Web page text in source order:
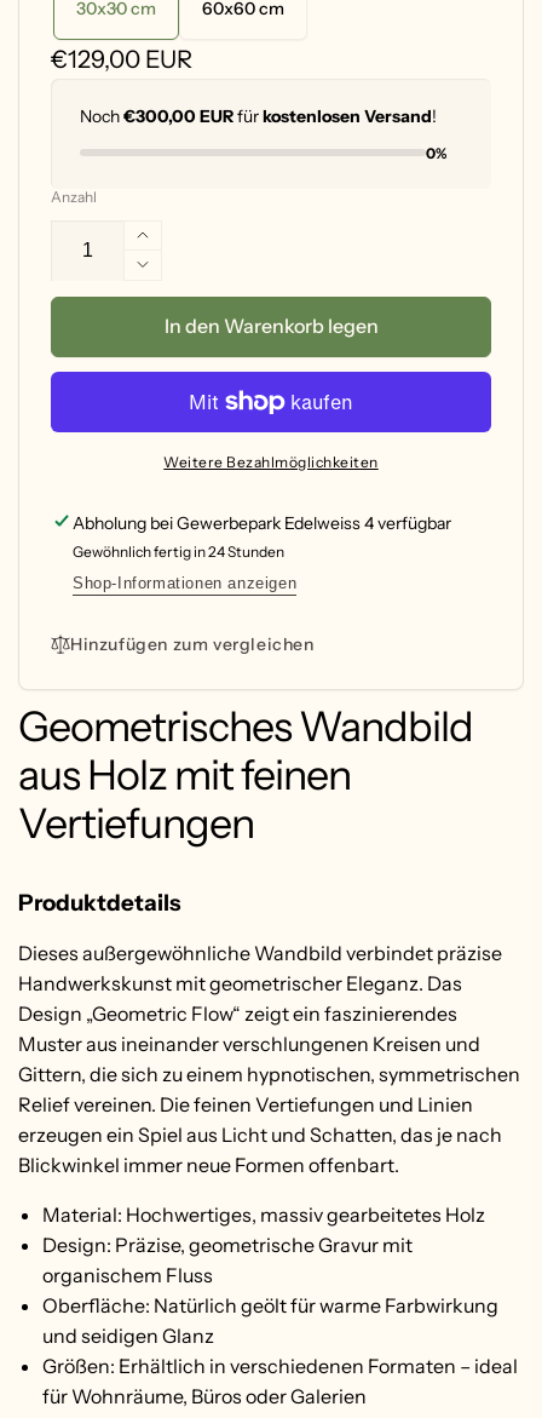
30x30 cm 60x60 cm
Normaler
€129,00 EUR
Noch€300,00 EURfürkostenlosen Versand!
0%
Anzahl
Erhöhe
die
Menge
für
Wandbild
&quot;Geometric
Holz,
Größen
Verringere
die
Menge
für
Modernes
Wandbild
&quot;Geometric
Flow&quot;
verschiedene
Größen
In den Warenkorb legen
Weitere Bezahlmöglichkeiten
Abholung beiGewerbepark Edelweiss 4verfügbar
Gewöhnlich fertig in 24 Stunden
Shop-Informationen anzeigen
Hinzufügen zum vergleichen
Geometrisches Wandbild
aus Holz mit feinen
Vertiefungen
Produktdetails
Dieses außergewöhnliche Wandbild verbindet präzise
Handwerkskunst mit geometrischer Eleganz. Das
Design „Geometric Flow“ zeigt ein faszinierendes
Muster aus ineinander verschlungenen Kreisen und
Gittern, die sich zu einem hypnotischen, symmetrischen
Relief vereinen. Die feinen Vertiefungen und Linien
erzeugen ein Spiel aus Licht und Schatten, das je nach
Blickwinkel immer neue Formen offenbart.
Material: Hochwertiges, massiv gearbeitetes Holz
Design: Präzise, geometrische Gravur mit
organischem Fluss
Oberfläche: Natürlich geölt für warme Farbwirkung
und seidigen Glanz
Größen: Erhältlich in verschiedenen Formaten – ideal
für Wohnräume, Büros oder Galerien